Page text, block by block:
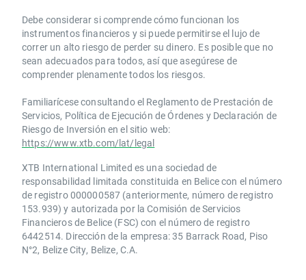
Debe considerar si comprende cómo funcionan los
instrumentos financieros y si puede permitirse el lujo de
correr un alto riesgo de perder su dinero. Es posible que no
sean adecuados para todos, así que asegúrese de
comprender plenamente todos los riesgos.
Familiarícese consultando el Reglamento de Prestación de
Servicios, Política de Ejecución de Órdenes y Declaración de
Riesgo de Inversión en el sitio web:
https://www.xtb.com/lat/legal
XTB International Limited es una sociedad de
responsabilidad limitada constituida en Belice con el número
de registro 000000587 (anteriormente, número de registro
153.939) y autorizada por la Comisión de Servicios
Financieros de Belice (FSC) con el número de registro
6442514. Dirección de la empresa: 35 Barrack Road, Piso
N°2, Belize City, Belize, C.A.